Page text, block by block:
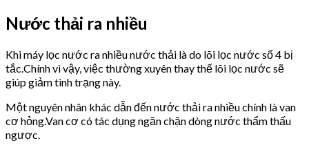
Nước thải ra nhiều
Khi máy lọc nước ra nhiều nước thải là do lõi lọc nước số 4 bị
tắc.Chính vì vậy, việc thường xuyên thay thế lõi lọc nước sẽ
giúp giảm tình trạng này.
Một nguyên nhân khác dẫn đến nước thải ra nhiều chính là van
cơ hỏng.Van cơ có tác dụng ngăn chặn dòng nước thẩm thấu
ngược.